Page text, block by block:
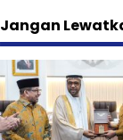
g
a
s
i
Jangan